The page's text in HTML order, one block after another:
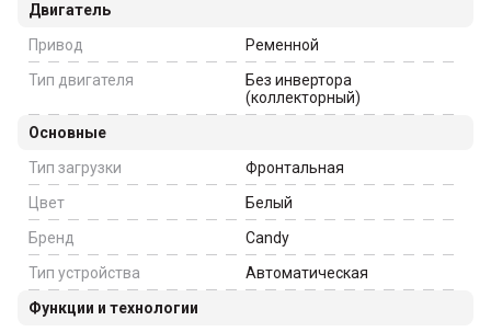
Двигатель
Привод
Ременной
Тип двигателя
Без инвертора
(коллекторный)
Основные
Тип загрузки
Фронтальная
Цвет
Белый
Бренд
Candy
Тип устройства
Автоматическая
Функции и технологии